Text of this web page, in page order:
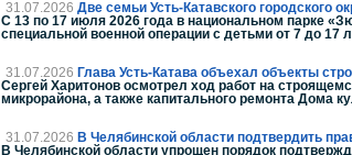
31.07.2026 Две семьи Усть-Катавского городского
С 13 по 17 июля 2026 года в национальном парке
специальной военной операции с детьми от 7 до 17
31.07.2026 Глава Усть-Катава объехал объекты
Сергей Харитонов осмотрел ход работ на
микрорайона, а также капитального ремонта Дома
31.07.2026 В Челябинской области подтвердить
В Челябинской области упрощен порядок